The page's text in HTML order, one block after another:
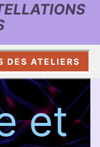
DES ATELIERS
et